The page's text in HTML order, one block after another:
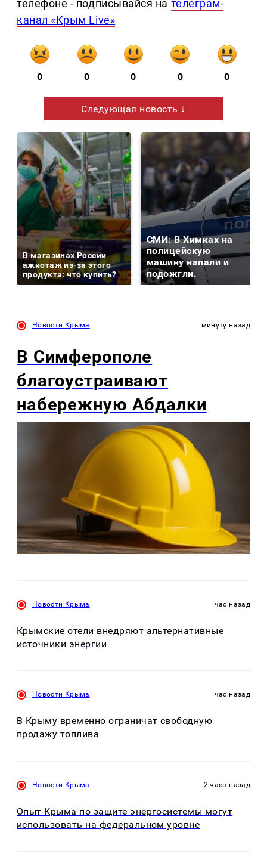
телефоне - подписывайся на телеграм-
канал «Крым Live»
0 0 0 0 0
Следующая новость ↓
В магазинах России
ажиотаж из-за этого
продукта: что купить?
СМИ: В Химках на
полицейскую
машину напали и
подожгли.
Новости Крыма минуту назад
В Симферополе
благоустраивают
набережную Абдалки
Новости Крыма час назад
Крымские отели внедряют альтернативные
источники энергии
Новости Крыма час назад
В Крыму временно ограничат свободную
продажу топлива
Новости Крыма 2 часа назад
Опыт Крыма по защите энергосистемы могут
использовать на федеральном уровне